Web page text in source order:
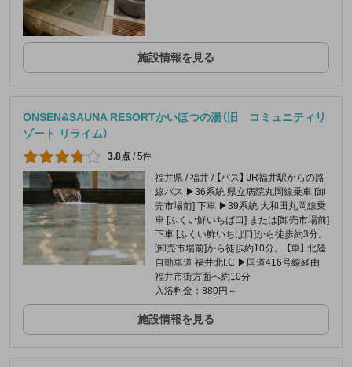
施設情報を見る
ONSEN&SAUNA RESORTかいほつの湯（旧 コミュニティリ
ゾート リライム）
3.8点 /5件
福井県 / 福井 / 【バス】 JR福井駅からの路
線バス ▶36系統 県立病院丸岡線乗車 [卸
売市場前] 下車 ▶39系統 大和田丸岡線乗
車 [ふくい鮮いちば口] または[卸売市場前]
下車 [ふくい鮮いちば口]から徒歩約3分。
[卸売市場前]から徒歩約10分。 【車】 北陸
自動車道 福井北I.C ▶︎国道416号線経由
福井市街方面へ約10分
入浴料金：880円～
施設情報を見る